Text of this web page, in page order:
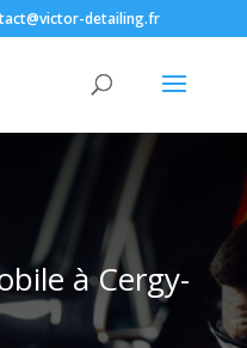
detailing.fr
à Cergy-